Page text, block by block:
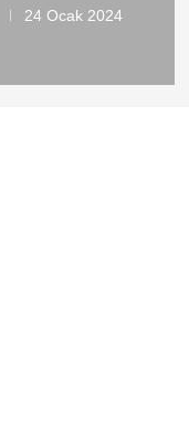
24 Ocak 2024